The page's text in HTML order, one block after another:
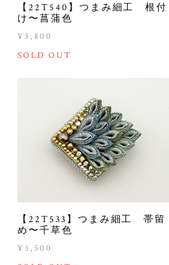
【22T540】つまみ細工 根付
け〜菖蒲色
¥3,800
SOLD OUT
【22T533】つまみ細工 帯留
め〜千草色
¥3,500